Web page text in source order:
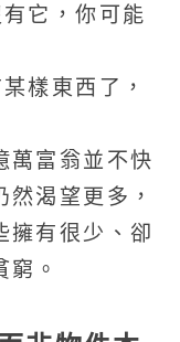
它，你可能
樣東西了，
萬富翁並不快
渴望更多，
擁有很少、卻
。